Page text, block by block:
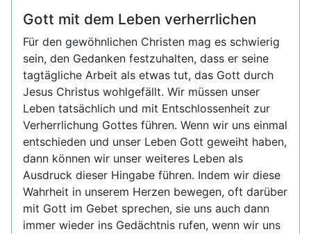
Gott mit dem Leben verherrlichen
Für den gewöhnlichen Christen mag es schwierig
sein, den Gedanken festzuhalten, dass er seine
tagtägliche Arbeit als etwas tut, das Gott durch
Jesus Christus wohlgefällt. Wir müssen unser
Leben tatsächlich und mit Entschlossenheit zur
Verherrlichung Gottes führen. Wenn wir uns einmal
entschieden und unser Leben Gott geweiht haben,
dann können wir unser weiteres Leben als
Ausdruck dieser Hingabe führen. Indem wir diese
Wahrheit in unserem Herzen bewegen, oft darüber
mit Gott im Gebet sprechen, sie uns auch dann
immer wieder ins Gedächtnis rufen, wenn wir uns